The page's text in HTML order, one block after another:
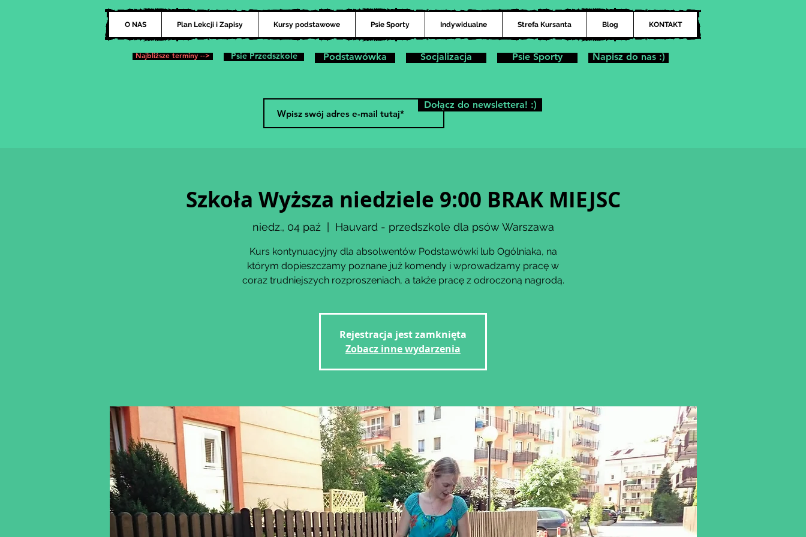
O NAS Plan Lekcji i Zapisy Kursy podstawowe Psie Sporty Indywidualne Strefa Kursanta Blog KONTAKT
Najbliższe terminy --> Psie Przedszkole Podstawówka Socjalizacja Psie Sporty Napisz do nas :)
Szkoła Wyższa niedziele 9:00 BRAK MIEJSC
niedz., 04 paź
  |
Hauvard - przedszkole dla psów Warszawa
Kurs kontynuacyjny dla absolwentów Podstawówki lub Ogólniaka, na
którym dopieszczamy poznane już komendy i wprowadzamy pracę w
coraz trudniejszych rozproszeniach, a także pracę z odroczoną nagrodą.
Rejestracja jest zamknięta
Zobacz inne wydarzenia
Dołącz do newslettera! :)